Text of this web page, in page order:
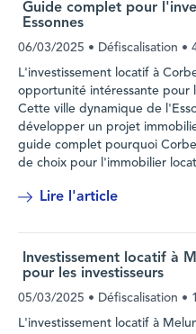
Guide complet pour
Essonnes
06/03/2025 • Défiscalisation •
L'investissement locatif à
opportunité intéressante pour
Cette ville dynamique de
développer un projet
guide complet pourquoi
de choix pour l'immobilier
Lire l'article
Investissement locatif à
pour les investisseurs
05/03/2025 • Défiscalisation •
L'investissement locatif à